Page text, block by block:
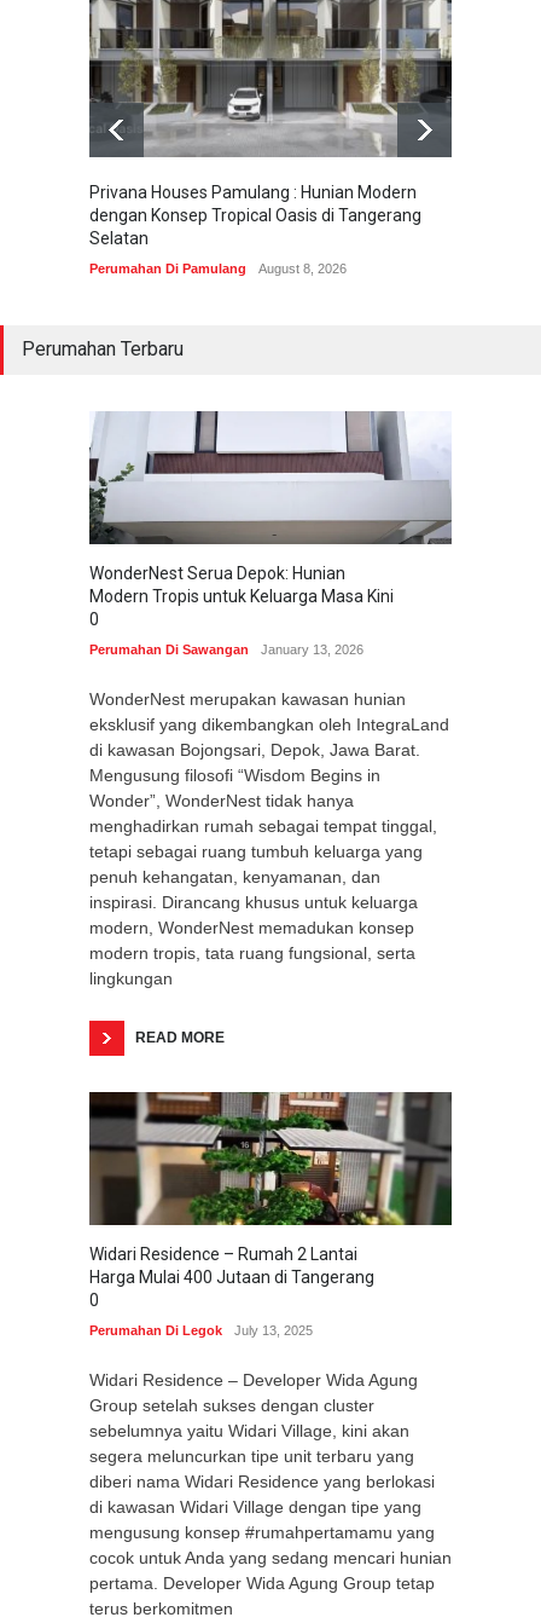
Privana Houses Pamulang : Hunian Modern
dengan Konsep Tropical Oasis di Tangerang
Selatan
Perumahan Di Pamulang August 8, 2026
Perumahan Terbaru
WonderNest Serua Depok: Hunian
Modern Tropis untuk Keluarga Masa Kini
0
Perumahan Di Sawangan January 13, 2026
WonderNest merupakan kawasan hunian
eksklusif yang dikembangkan oleh IntegraLand
di kawasan Bojongsari, Depok, Jawa Barat.
Mengusung filosofi “Wisdom Begins in
Wonder”, WonderNest tidak hanya
menghadirkan rumah sebagai tempat tinggal,
tetapi sebagai ruang tumbuh keluarga yang
penuh kehangatan, kenyamanan, dan
inspirasi. Dirancang khusus untuk keluarga
modern, WonderNest memadukan konsep
modern tropis, tata ruang fungsional, serta
lingkungan
READ MORE
Widari Residence – Rumah 2 Lantai
Harga Mulai 400 Jutaan di Tangerang
0
Perumahan Di Legok July 13, 2025
Widari Residence – Developer Wida Agung
Group setelah sukses dengan cluster
sebelumnya yaitu Widari Village, kini akan
segera meluncurkan tipe unit terbaru yang
diberi nama Widari Residence yang berlokasi
di kawasan Widari Village dengan tipe yang
mengusung konsep #rumahpertamamu yang
cocok untuk Anda yang sedang mencari hunian
pertama. Developer Wida Agung Group tetap
terus berkomitmen